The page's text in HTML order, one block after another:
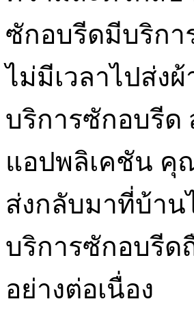
ซักอบรีดมีบริกา
ไม่มีเวลาไปส่ง
บริการซักอบรีด
แอปพลิเคชัน คุ
ส่งกลับมาที่บ้าน
บริการซักอบรีด
อย่างต่อเนื่อง